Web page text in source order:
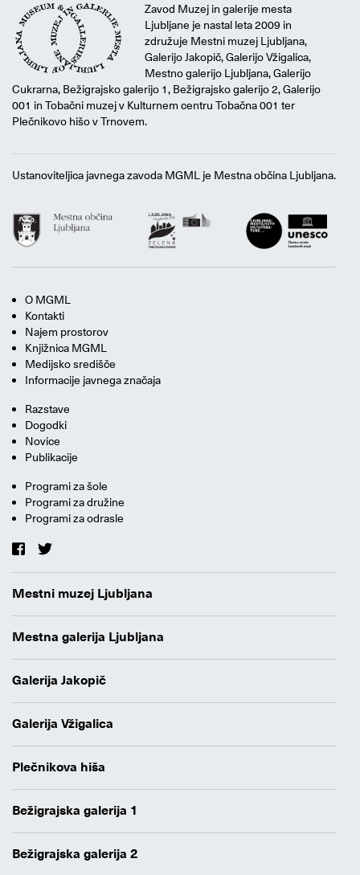
Zavod Muzej in galerije mesta
Ljubljane je nastal leta 2009 in
združuje Mestni muzej Ljubljana,
Galerijo Jakopič, Galerijo Vžigalica,
Mestno galerijo Ljubljana, Galerijo
Cukrarna, Bežigrajsko galerijo 1, Bežigrajsko galerijo 2, Galerijo
001 in Tobačni muzej v Kulturnem centru Tobačna 001 ter
Plečnikovo hišo v Trnovem.
Ustanoviteljica javnega zavoda MGML je Mestna občina Ljubljana.
O MGML
Kontakti
Najem prostorov
Knjižnica MGML
Medijsko središče
Informacije javnega značaja
Razstave
Dogodki
Novice
Publikacije
Programi za šole
Programi za družine
Programi za odrasle
Mestni muzej Ljubljana
Mestna galerija Ljubljana
Galerija Jakopič
Galerija Vžigalica
Plečnikova hiša
Bežigrajska galerija 1
Bežigrajska galerija 2